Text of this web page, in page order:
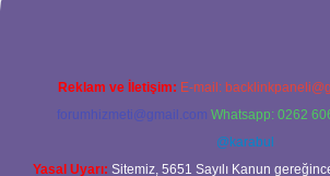
Reklam ve İletişim: E-mail:
forumhizmeti@gmail.com Whatsapp: 0262
@karabul
Yasal Uyarı: Sitemiz, 5651 Sayılı Kanun